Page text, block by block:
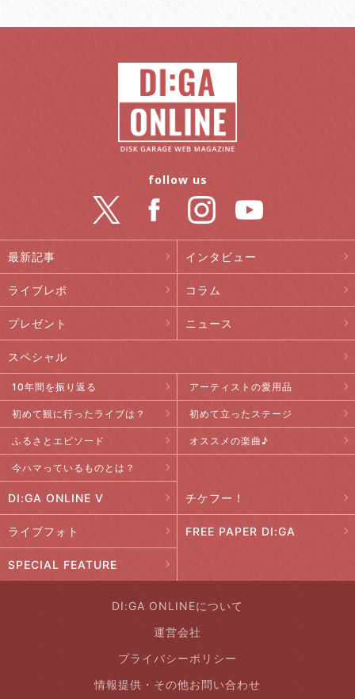
最新記事 インタビュー
ライブレポ コラム
プレゼント ニュース
スペシャル
10年間を振り返る アーティストの愛用品
初めて観に行ったライブは？ 初めて立ったステージ
ふるさとエピソード オススメの楽曲♪
今ハマっているものとは？
DI:GA ONLINE V チケフー！
ライブフォト FREE PAPER DI:GA
SPECIAL FEATURE
follow us
DI:GA ONLINEについて
運営会社
プライバシーポリシー
情報提供・その他お問い合わせ